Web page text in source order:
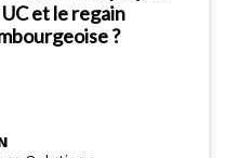
et le regain
?